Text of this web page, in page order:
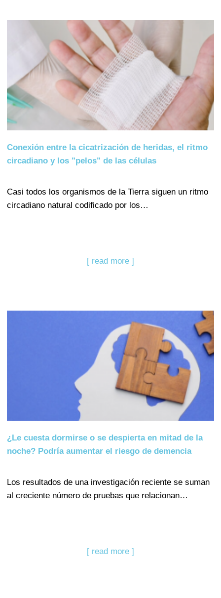
Conexión entre la cicatrización de heridas, el ritmo
circadiano y los "pelos" de las células
Casi todos los organismos de la Tierra siguen un ritmo
circadiano natural codificado por los…
[ read more ]
¿Le cuesta dormirse o se despierta en mitad de la
noche? Podría aumentar el riesgo de demencia
Los resultados de una investigación reciente se suman
al creciente número de pruebas que relacionan…
[ read more ]